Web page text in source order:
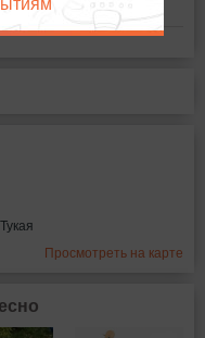
Просмотреть на карте